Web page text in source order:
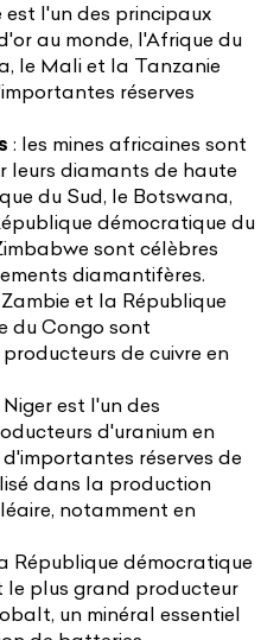
est l'un des principaux
au monde, l'Afrique du
le Mali et la Tanzanie
réserves
: les mines africaines sont
leurs diamants de haute
du Sud, le Botswana,
démocratique du
sont célèbres
diamantifères.
et la République
du Congo sont
de cuivre en
Niger est l'un des
d'uranium en
réserves de
dans la production
notamment en
République démocratique
le plus grand producteur
un minéral essentiel